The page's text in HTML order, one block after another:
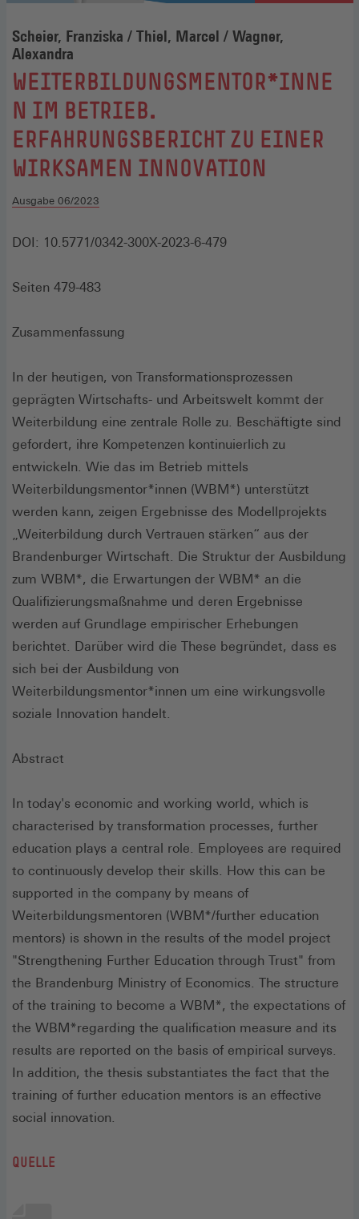
Scheier, Franziska / Thiel, Marcel / Wagner,
Alexandra
:
WEITERBILDUNGSMENTOR*INNE
N IM BETRIEB.
ERFAHRUNGSBERICHT ZU EINER
WIRKSAMEN INNOVATION
Ausgabe 06/2023
DOI: 10.5771/0342-300X-2023-6-479
Seiten 479-483
Zusammenfassung
In der heutigen, von Transformationsprozessen
geprägten Wirtschafts- und Arbeitswelt kommt der
Weiterbildung eine zentrale Rolle zu. Beschäftigte sind
gefordert, ihre Kompetenzen kontinuierlich zu
entwickeln. Wie das im Betrieb mittels
Weiterbildungsmentor*innen (WBM*) unterstützt
werden kann, zeigen Ergebnisse des Modellprojekts
„Weiterbildung durch Vertrauen stärken“ aus der
Brandenburger Wirtschaft. Die Struktur der Ausbildung
zum WBM*, die Erwartungen der WBM* an die
Qualifizierungsmaßnahme und deren Ergebnisse
werden auf Grundlage empirischer Erhebungen
berichtet. Darüber wird die These begründet, dass es
sich bei der Ausbildung von
Weiterbildungsmentor*innen um eine wirkungsvolle
soziale Innovation handelt.
Abstract
In today's economic and working world, which is
characterised by transformation processes, further
education plays a central role. Employees are required
to continuously develop their skills. How this can be
supported in the company by means of
Weiterbildungsmentoren (WBM*/further education
mentors) is shown in the results of the model project
"Strengthening Further Education through Trust" from
the Brandenburg Ministry of Economics. The structure
of the training to become a WBM*, the expectations of
the WBM*regarding the qualification measure and its
results are reported on the basis of empirical surveys.
In addition, the thesis substantiates the fact that the
training of further education mentors is an effective
social innovation.
QUELLE